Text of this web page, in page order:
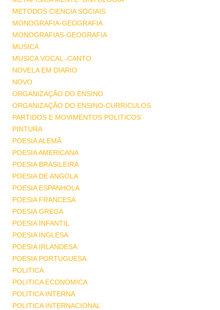
METODOS CIENCIA SOCIAIS
MONOGRAFIA-GEOGRAFIA
MONOGRAFIAS-GEOGRAFIA
MUSICA
MUSICA VOCAL -CANTO
NOVELA EM DIARIO
NOVO
ORGANIZAÇÃO DO ENSINO
ORGANIZAÇÃO DO ENSINO-CURRICULOS
PARTIDOS E MOVIMENTOS POLITICOS
PINTURA
POESIA ALEMÃ
POESIA AMERICANA
POESIA BRASILEIRA
POESIA DE ANGOLA
POESIA ESPANHOLA
POESIA FRANCESA
POESIA GREGA
POESIA INFANTIL
POESIA INGLESA
POESIA IRLANDESA
POESIA PORTUGUESA
POLITICA
POLITICA ECONOMICA
POLITICA INTERNA
POLITICA INTERNACIONAL